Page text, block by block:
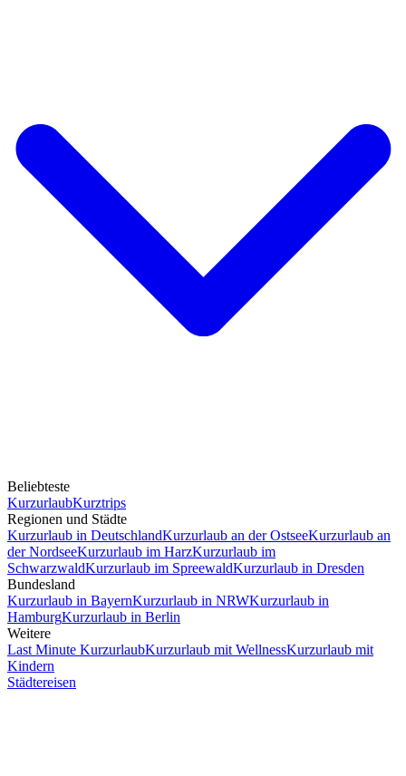
Beliebteste
KurzurlaubKurztrips
Regionen und Städte
Kurzurlaub in DeutschlandKurzurlaub an der OstseeKurzurlaub an
der NordseeKurzurlaub im HarzKurzurlaub im
SchwarzwaldKurzurlaub im SpreewaldKurzurlaub in Dresden
Bundesland
Kurzurlaub in BayernKurzurlaub in NRWKurzurlaub in
HamburgKurzurlaub in Berlin
Weitere
Last Minute KurzurlaubKurzurlaub mit WellnessKurzurlaub mit
Kindern
Städtereisen